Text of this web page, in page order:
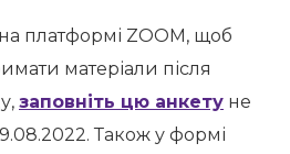
платформі ZOOM, щоб
матеріали після
заповніть цю анкету не
Також у формі